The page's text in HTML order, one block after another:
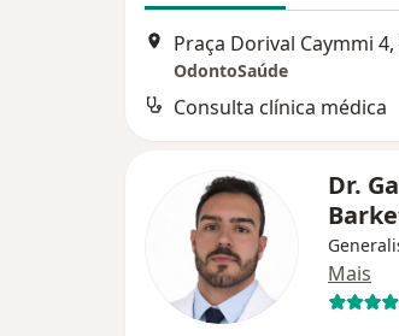
Praça Dorival Caymmi
OdontoSaúde
Consulta clínica médica
Dr.
Mais